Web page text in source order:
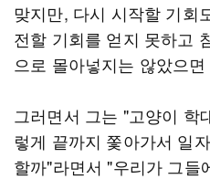
맞지만, 다시 시작할 기회
전할 기회를 얻지 못하고
으로 몰아넣지는 않았으
그러면서 그는 "고양이 학
렇게 끝까지 쫓아가서 일
할까"라면서 "우리가 그들